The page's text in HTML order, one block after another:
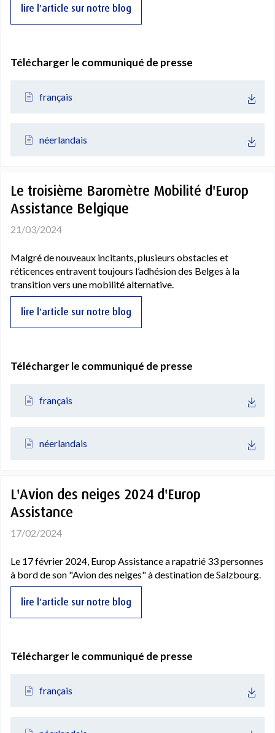
lire l'article sur notre blog
Télécharger le communiqué de presse
français
néerlandais
Le troisième Baromètre Mobilité d'Europ
Assistance Belgique
21/03/2024
Malgré de nouveaux incitants, plusieurs obstacles et
réticences entravent toujours l’adhésion des Belges à la
transition vers une mobilité alternative.
lire l'article sur notre blog
Télécharger le communiqué de presse
français
néerlandais
L'Avion des neiges 2024 d'Europ
Assistance
17/02/2024
Le 17 février 2024, Europ Assistance a rapatrié 33 personnes
à bord de son "Avion des neiges" à destination de Salzbourg.
lire l'article sur notre blog
Télécharger le communiqué de presse
français